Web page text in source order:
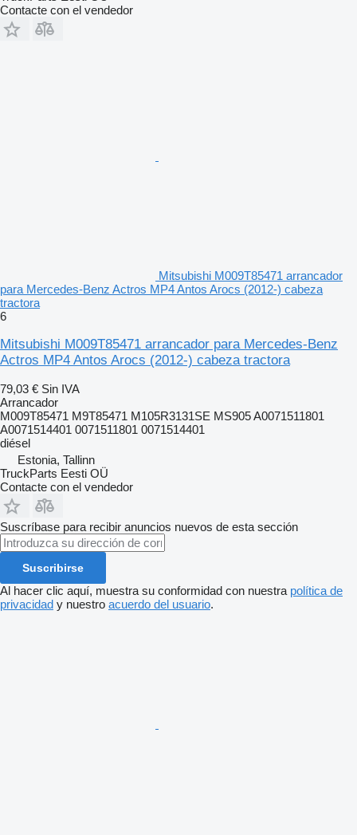
Contacte con el vendedor
Mitsubishi M009T85471 arrancador
para Mercedes-Benz Actros MP4 Antos Arocs (2012-) cabeza
tractora
6
Mitsubishi M009T85471 arrancador para Mercedes-Benz
Actros MP4 Antos Arocs (2012-) cabeza tractora
79,03 € Sin IVA
Arrancador
M009T85471 M9T85471 M105R3131SE MS905 A0071511801
A0071514401 0071511801 0071514401
diésel
Estonia, Tallinn
TruckParts Eesti OÜ
Contacte con el vendedor
Suscríbase para recibir anuncios nuevos de esta sección
Suscribirse
Al hacer clic aquí, muestra su conformidad con nuestra política de
privacidad y nuestro acuerdo del usuario.